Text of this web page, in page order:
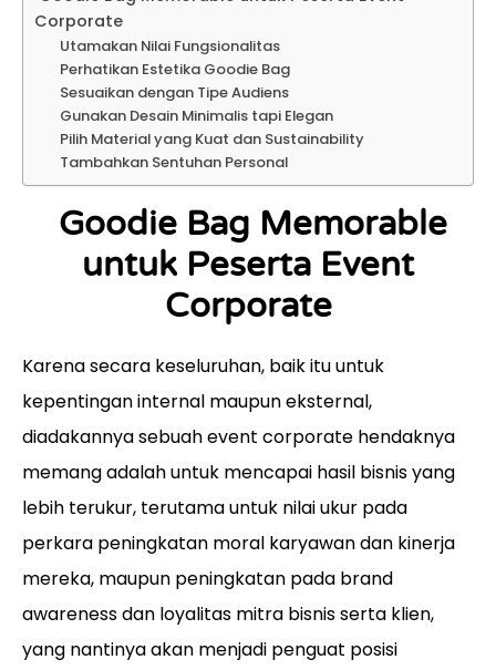
Corporate
Utamakan Nilai Fungsionalitas
Perhatikan Estetika Goodie Bag
Sesuaikan dengan Tipe Audiens
Gunakan Desain Minimalis tapi Elegan
Pilih Material yang Kuat dan Sustainability
Tambahkan Sentuhan Personal
Goodie Bag Memorable
untuk Peserta Event
Corporate
Karena secara keseluruhan, baik itu untuk
kepentingan internal maupun eksternal,
diadakannya sebuah event corporate hendaknya
memang adalah untuk mencapai hasil bisnis yang
lebih terukur, terutama untuk nilai ukur pada
perkara peningkatan moral karyawan dan kinerja
mereka, maupun peningkatan pada brand
awareness dan loyalitas mitra bisnis serta klien,
yang nantinya akan menjadi penguat posisi